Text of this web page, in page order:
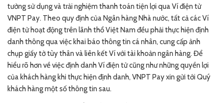
tưởng sử dụng và trải nghiệm thanh toán tiện lợi qua Ví điện tử
VNPT Pay. Theo quy định của Ngân hàng Nhà nước, tất cả các Ví
điện tử hoạt động trên lãnh thổ Việt Nam đều phải thực hiện định
danh thông qua việc khai báo thông tin cá nhân, cung cấp ảnh
chụp giấy tờ tùy thân và liên kết Ví với tài khoản ngân hàng. Để
hiểu rõ hơn về việc định danh Ví điện tử cũng như những quyền lợi
của khách hàng khi thực hiện định danh, VNPT Pay xin gửi tới Quý
khách hàng một số thông tin sau.